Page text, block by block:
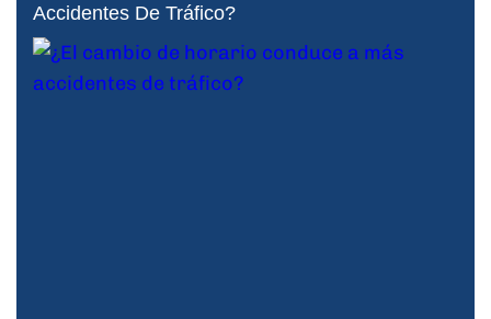
Accidentes De Tráfico?